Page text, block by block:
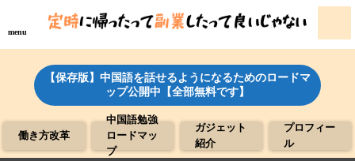
menu
【保存版】中国語を話せるようになるためのロードマ
ップ公開中【全部無料です】
働き方改革
中国語勉強
ロードマッ
プ
ガジェット
紹介
プロフィー
ル